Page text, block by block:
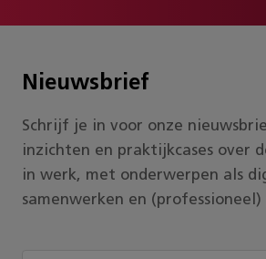
Nieuwsbrief
Schrijf je in voor onze
inzichten en praktijkcases over
in werk, met onderwerpen als
samenwerken en